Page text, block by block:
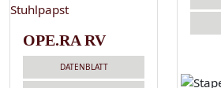
OPE.RA RV
DATENBLATT